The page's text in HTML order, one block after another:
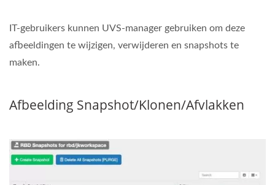
IT-gebruikers kunnen UVS-manager gebruiken om deze
afbeeldingen te wijzigen, verwijderen en snapshots te
maken.
Afbeelding Snapshot/klonen/afvlakken